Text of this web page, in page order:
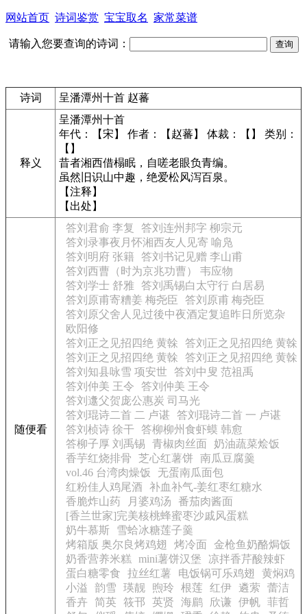
网站首页 诗词鉴赏 宝宝取名 家常菜谱
请输入您要查询的诗词：
诗词 呈潘潭州十首 赵蕃
释义
呈潘潭州十首
年代：【宋】 作者：【赵蕃】 体裁：【】 类别：
【】
昔者湘西借榻眠，自嗟老眼负青编。
虽然旧识山中趣，绝爱松风泻百泉。
【注释】
【出处】
随便看
答刘君俞 李复
答刘连州邦字 柳宗元
答刘录事夜月怀湘西友人见寄 喻凫
答刘明府 张籍
答刘书记见赠 李山甫
答刘西曹（时为京兆功曹） 韦应物
答刘学士 舒雅
答刘禹锡白太守行 白居易
答刘原甫寄糟姜 梅尧臣
答刘原甫 梅尧臣
答刘原父舍人见过後中夜酒定复追昨日所览杂
欧阳修
答刘正之见招四绝 黄榦
答刘正之见招四绝 黄榦
答刘正之见招四绝 黄榦
答刘正之见招四绝 黄榦
答刘知县咏雪 项安世
答刘中叟 范祖禹
答刘仲美 王令
答刘仲美 王令
答刘邍父贺庞公惠炭 司马光
答刘琨诗二首 二 卢谌
答刘琨诗二首 一 卢谌
答刘桢诗 徐干
答柳柳州食虾蟆 韩愈
答柳子厚 刘禹锡
青椒肉丝面
奶油蔬菜烩饭
香芋红烧排骨
芝心红薯饼
南瓜豆腐羹
vol.46 台湾肉燥饭
无蛋南瓜面包
红粉佳人鸡尾酒
补血补气-姜红枣红糖水
香脆炸山药
月婆鸡汤
番茄肉酱面
[香兰世家]完美核桃蜂蜜枣沙戚风蛋糕
奶牛慕斯
雪蛤冰糖莲子羹
烤箱版 奥尔良烤鸡翅
烤冷面
金枪鱼奶酪焗饭
奶香营养米糕
mini薯饼汉堡
凉拌香芹酸辣虾
蛋白糖零食
拉丝红薯 电饭锅可乐鸡翅
黄焖鸡
小溢
韵雪 瑛靓 煦玲 根莲 红伊 遴萦
蕾洁
香卉
简英 筱邗 英贤 海鹛 欣谦 伊帆 菲哲